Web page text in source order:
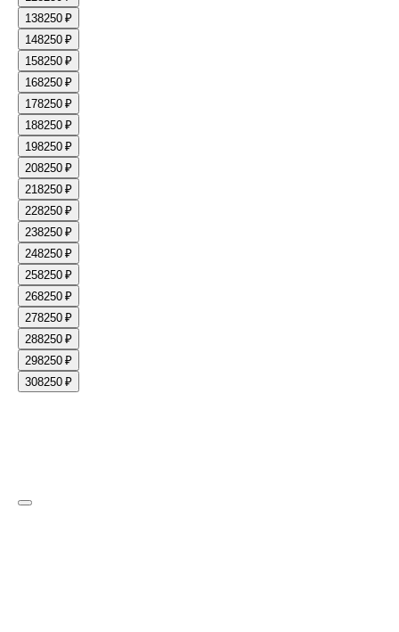
138250 ₽
148250 ₽
158250 ₽
168250 ₽
178250 ₽
188250 ₽
198250 ₽
208250 ₽
218250 ₽
228250 ₽
238250 ₽
248250 ₽
258250 ₽
268250 ₽
278250 ₽
288250 ₽
298250 ₽
308250 ₽